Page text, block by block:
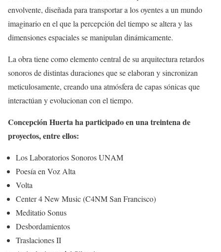
envolvente, diseñada para transportar a los oyentes a un mundo
imaginario en el que la percepción del tiempo se altera y las
dimensiones espaciales se manipulan dinámicamente.
La obra tiene como elemento central de su arquitectura retardos
sonoros de distintas duraciones que se elaboran y sincronizan
meticulosamente, creando una atmósfera de capas sónicas que
interactúan y evolucionan con el tiempo.
Concepción Huerta ha participado en una treintena de
proyectos, entre ellos:
Los Laboratorios Sonoros UNAM
Poesía en Voz Alta
Volta
Center 4 New Music (C4NM San Francisco)
Meditatio Sonus
Desbordamientos
Traslaciones II